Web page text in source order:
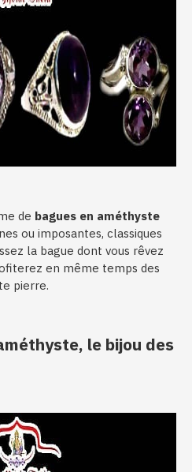
de bagues en améthyste
ou imposantes, classiques
la bague dont vous rêvez
en même temps des
pierre.
le bijou des